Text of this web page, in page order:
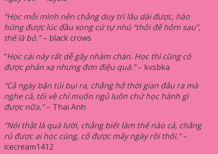
“Học mỗi mình nên chẳng duy trì lâu dài được, hào
hứng được lúc đầu xong cứ tự nhủ “thôi để hôm sau”,
thế là bỏ.”– black crows
“Học cái này rất dễ gây nhàm chán. Học thì cũng có
được phản xạ nhưng đơn điệu quá.”– kvsbka
“Cả ngày bận túi bụi ra, chẳng hở thời gian đâu ra mà
nghe cả, tối về chỉ muốn ngủ luôn chứ học hành gì
được nữa.”– Thai Anh
“Nói thật là quá lười, chẳng biết làm thế nào cả, chẳng
rủ được ai học cùng, cố được mấy ngày rồi thôi.”–
icecream1412